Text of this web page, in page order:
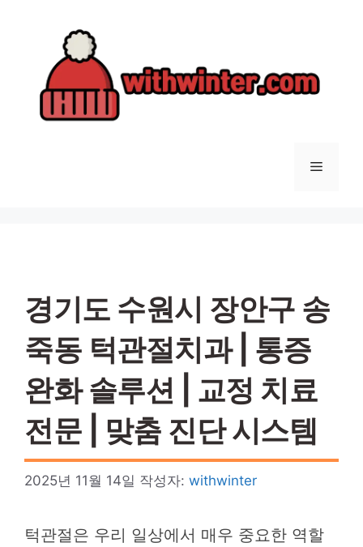
메
경기도 수원시 장안구 송
죽동 턱관절치과 | 통증
완화 솔루션 | 교정 치료
전문 | 맞춤 진단 시스템
2025년 11월 14일 작성자: withwinter
턱관절은 우리 일상에서 매우 중요한 역할